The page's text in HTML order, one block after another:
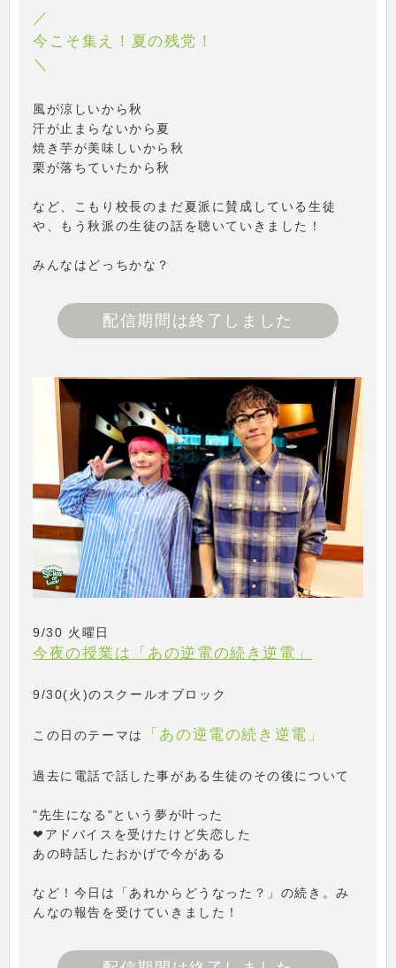
／
今こそ集え！夏の残党！
＼
風が涼しいから秋
汗が止まらないから夏
焼き芋が美味しいから秋
栗が落ちていたから秋
など、こもり校長のまだ夏派に賛成している生徒
や、もう秋派の生徒の話を聴いていきました！
みんなはどっちかな？
配信期間は終了しました
9/30 火曜日
今夜の授業は「あの逆電の続き逆電」
9/30(火)のスクールオブロック
この日のテーマは 「あの逆電の続き逆電」
過去に電話で話した事がある生徒のその後について
"先生になる"という夢が叶った
❤アドバイスを受けたけど失恋した
あの時話したおかげで今がある
など！今日は「あれからどうなった？」の続き。み
んなの報告を受けていきました！